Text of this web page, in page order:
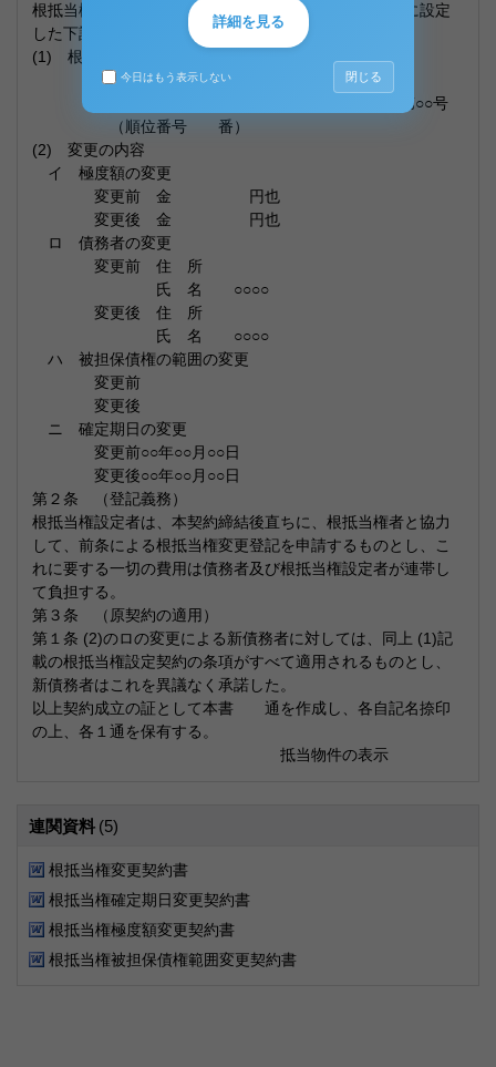
根抵当権者および根抵当権設定者は、末尾記載の物件に設定
した下記 (1)の根抵当権を下記(2) のとおり変更する。
(1) 根抵当権の表示
原因○○年○○月○○日付根抵当権設定契約
登記○○年○○月○○日 ○○法務局○○支局 受付第○○号
（順位番号 番）
(2) 変更の内容
イ 極度額の変更
変更前 金 円也
変更後 金 円也
ロ 債務者の変更
変更前 住 所
氏 名 ○○○○
変更後 住 所
氏 名 ○○○○
ハ 被担保債権の範囲の変更
変更前
変更後
ニ 確定期日の変更
変更前○○年○○月○○日
変更後○○年○○月○○日
第２条 （登記義務）
根抵当権設定者は、本契約締結後直ちに、根抵当権者と協力
して、前条による根抵当権変更登記を申請するものとし、こ
れに要する一切の費用は債務者及び根抵当権設定者が連帯し
て負担する。
第３条 （原契約の適用）
第１条 (2)のロの変更による新債務者に対しては、同上 (1)記
載の根抵当権設定契約の条項がすべて適用されるものとし、
新債務者はこれを異議なく承諾した。
以上契約成立の証として本書 通を作成し、各自記名捺印
の上、各１通を保有する。
抵当物件の表示
連関資料 (5)
根抵当権変更契約書
根抵当権確定期日変更契約書
根抵当権極度額変更契約書
根抵当権被担保債権範囲変更契約書
詳細を見る
今日はもう表示しない 閉じる